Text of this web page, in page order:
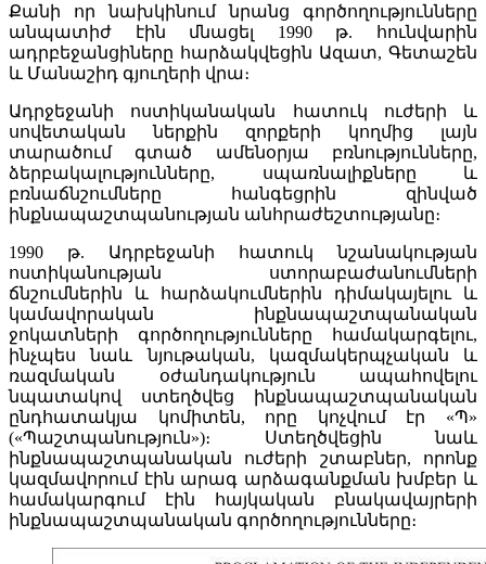
Քանի որ նախկինում նրանց գործողությունները
անպատիժ էին մնացել 1990 թ. հունվարին
ադրբեջանցիները հարձակվեցին Ազատ, Գետաշեն
և Մանաշիդ գյուղերի վրա։
Ադրջեջանի ոստիկանական հատուկ ուժերի և
սովետական ներքին զորքերի կողմից լայն
տարածում գտած ամենօրյա բռնությունները,
ձերբակալությունները, սպառնալիքները և
բռնաճնշումները հանգեցրին զինված
ինքնապաշտպանության անհրաժեշտությանը։
1990 թ. Ադրբեջանի հատուկ նշանակության
ոստիկանության ստորաբաժանումների
ճնշումներին և հարձակումներին դիմակայելու և
կամավորական ինքնապաշտպանական
ջոկատների գործողությունները համակարգելու,
ինչպես նաև նյութական, կազմակերպչական և
ռազմական օժանդակություն ապահովելու
նպատակով ստեղծվեց ինքնապաշտպանական
ընդհատակյա կոմիտեն, որը կոչվում էր «Պ»
(«Պաշտպանություն»)։ Ստեղծվեցին նաև
ինքնապաշտպանական ուժերի շտաբներ, որոնք
կազմավորում էին արագ արձագանքման խմբեր և
համակարգում էին հայկական բնակավայրերի
ինքնապաշտպանական գործողությունները։